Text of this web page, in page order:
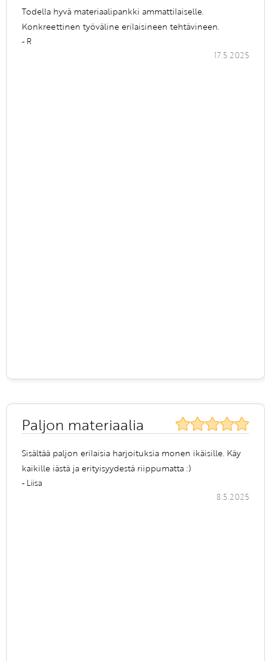
Todella hyvä materiaalipankki ammattilaiselle.
Konkreettinen työväline erilaisineen tehtävineen.
- R
17.5.2025
Paljon materiaalia
Sisältää paljon erilaisia harjoituksia monen ikäisille. Käy
kaikille iästä ja erityisyydestä riippumatta :)
- Liisa
8.5.2025